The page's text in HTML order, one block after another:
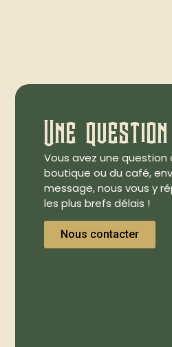
Une
Vous avez une question
boutique ou du café,
message, nous vous y
les plus brefs délais !
Nous contacter